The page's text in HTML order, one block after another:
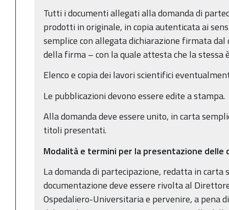
Tutti i documenti allegati alla domanda di
prodotti in originale, in copia autenticata ai
semplice con allegata dichiarazione firmata
della firma – con la quale attesta che la stessa
Elenco e copia dei lavori scientifici
Le pubblicazioni devono essere edite a stampa.
Alla domanda deve essere unito, in carta
titoli presentati.
Modalità e termini per la presentazione delle
La domanda di partecipazione, redatta in carta
documentazione deve essere rivolta al
Ospedaliero-Universitaria e pervenire, a pena